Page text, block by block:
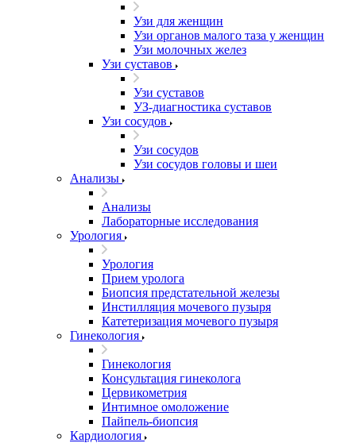
Узи для женщин
Узи органов малого таза у женщин
Узи молочных желез
Узи cуставов
Узи cуставов
УЗ-диагностика суставов
Узи сосудов
Узи сосудов
Узи сосудов головы и шеи
Анализы
Анализы
Лабораторные исследования
Урология
Урология
Прием уролога
Биопсия предстательной железы
Инстилляция мочевого пузыря
Катетеризация мочевого пузыря
Гинекология
Гинекология
Консультация гинеколога
Цервикометрия
Интимное омоложение
Пайпель-биопсия
Кардиология